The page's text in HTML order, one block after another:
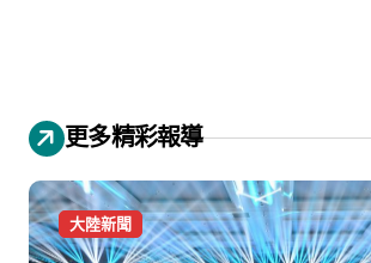
更多精彩報導
大陸新聞